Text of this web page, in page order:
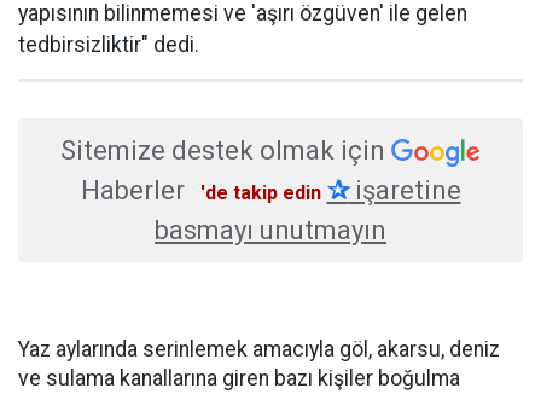
yapısının bilinmemesi ve 'aşırı özgüven' ile gelen
tedbirsizliktir" dedi.
Sitemize destek olmak için
Haberler
'de takip edin ✰işaretine
basmayı unutmayın
Yaz aylarında serinlemek amacıyla göl, akarsu, deniz
ve sulama kanallarına giren bazı kişiler boğulma